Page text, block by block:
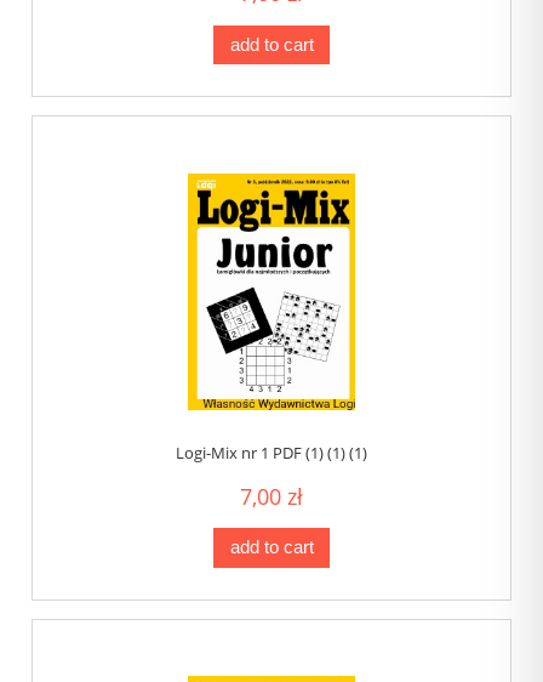
add to cart
Logi-Mix nr 1 PDF (1) (1) (1)
7,00 zł
add to cart